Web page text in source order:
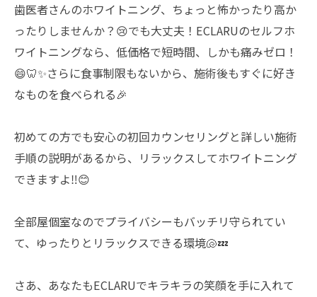
歯医者さんのホワイトニング、ちょっと怖かったり高か
ったりしませんか？😢でも大丈夫！ECLARUのセルフホ
ワイトニングなら、低価格で短時間、しかも痛みゼロ！
😄🦷✨さらに食事制限もないから、施術後もすぐに好き
なものを食べられる🎉
初めての方でも安心の初回カウンセリングと詳しい施術
手順の説明があるから、リラックスしてホワイトニング
できますよ‼️😊
全部屋個室なのでプライバシーもバッチリ守られてい
て、ゆったりとリラックスできる環境🐚💤
さあ、あなたもECLARUでキラキラの笑顔を手に入れて